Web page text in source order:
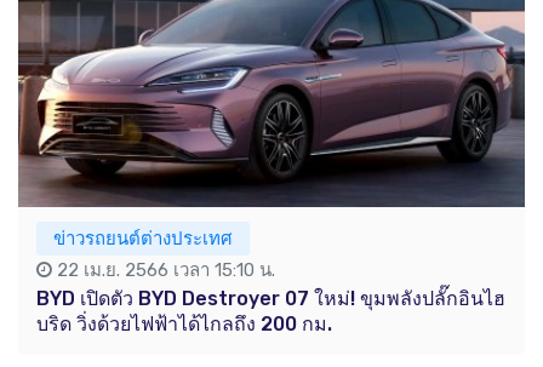
ข่าวรถยนต์ต่างประเทศ
22 เม.ย. 2566 เวลา 15:10 น.
BYD เปิดตัว BYD Destroyer 07 ใหม่! ขุมพลังปลั๊กอินไฮ
บริด วิ่งด้วยไฟฟ้าได้ไกลถึง 200 กม.